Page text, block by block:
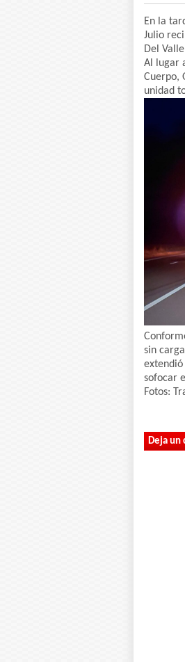
En la
Julio
Del
Al lugar
Cuerpo,
unidad
sin
extendió
sofocar
Fotos:
Deja un